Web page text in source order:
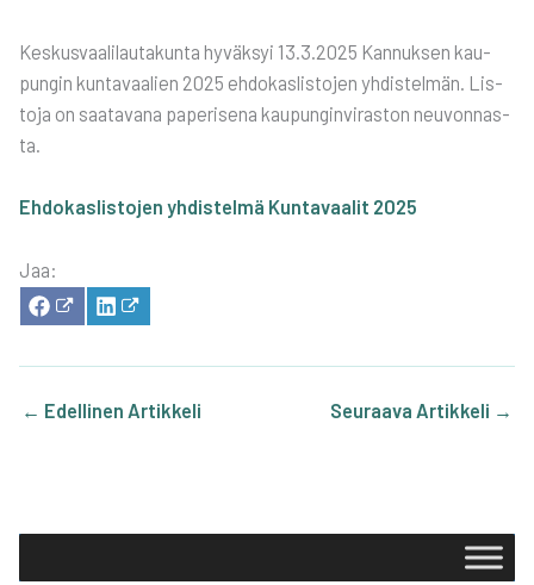
Kes­kus­vaa­li­lau­ta­kun­ta hyväk­syi 13.3.2025 Kan­nuk­sen kau­
pun­gin kun­ta­vaa­lien 2025 ehdo­kas­lis­to­jen yhdis­tel­män. Lis­
to­ja on saa­ta­va­na pape­ri­se­na kau­pun­gin­vi­ras­ton neu­von­nas­
ta.
Ehdo­kas­lis­to­jen yhdis­tel­mä Kun­ta­vaa­lit 2025
Jaa:
SHA­
RE
FACE­
SHA­
RE
LIN­
← Edellinen Artikkeli Seuraava Artikkeli →